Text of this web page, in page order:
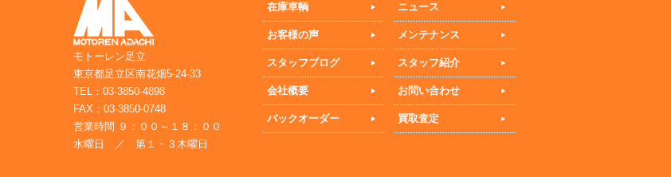
モトーレン足立
東京都足立区南花畑5-24-33
TEL：03-3850-4898
FAX：03-3850-0748
営業時間 ９：００～１８：００
水曜日 ／ 第１・３木曜日
在庫車輌 ニュース
お客様の声 メンテナンス
スタッフブログ スタッフ紹介
会社概要 お問い合わせ
バックオーダー 買取査定